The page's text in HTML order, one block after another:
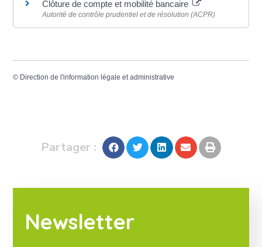
Clôture de compte et mobilité bancaire
Autorité de contrôle prudentiel et de résolution (ACPR)
© Direction de l'information légale et administrative
Partager :
Newsletter